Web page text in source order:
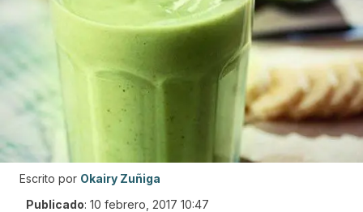
Escrito por Okairy Zuñiga
Publicado: 10 febrero, 2017 10:47